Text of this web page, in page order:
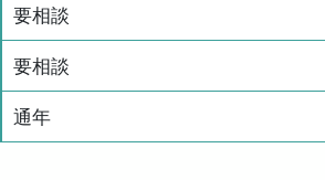
要相談
要相談
通年